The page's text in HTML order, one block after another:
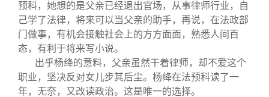
预科，她想的是父亲已经退出官场，从事律师行业，自
己学了法律，将来可以当父亲的助手，再说，在法政部
门做事，有机会接触社会上的方方面面，熟悉人间百
态，有利于将来写小说。
出乎杨绛的意料，父亲虽然干着律师，却不爱这个
职业，坚决反对女儿步其后尘。杨绛在法预科读了一
年，无奈，又改读政治。这是唯一的选择。